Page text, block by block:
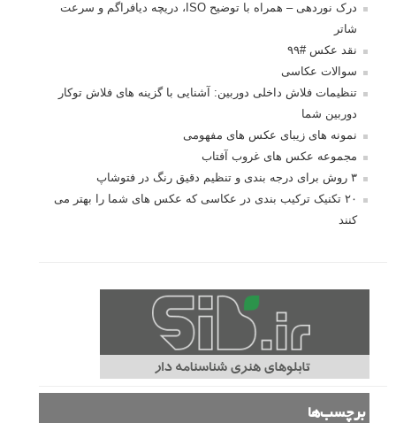
درک نوردهی – همراه با توضیح ISO، دریچه دیافراگم و سرعت
شاتر
نقد عکس #۹۹
سوالات عکاسی
تنظیمات فلاش داخلی دوربین: آشنایی با گزینه های فلاش توکار
دوربین شما
نمونه های زیبای عکس های مفهومی
مجموعه عکس های غروب آفتاب
۳ روش برای درجه بندی و تنظیم دقیق رنگ در فتوشاپ
۲۰ تکنیک ترکیب بندی در عکاسی که عکس های شما را بهتر می
کنند
برچسب‌ها